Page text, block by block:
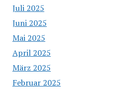
Juli 2025
Juni 2025
Mai 2025
April 2025
März 2025
Februar 2025